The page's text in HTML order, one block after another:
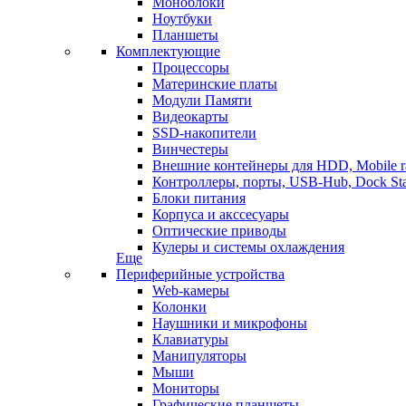
Ноутбуки
Планшеты
Комплектующие
Процессоры
Материнские платы
Модули Памяти
Видеокарты
SSD-накопители
Винчестеры
Внешние контейнеры для HDD, Mobile
Контроллеры, порты, USB-Hub, Dock
Блоки питания
Корпуса и акссесуары
Оптические приводы
Кулеры и системы охлаждения
Еще
Периферийные устройства
Web-камеры
Колонки
Наушники и микрофоны
Клавиатуры
Манипуляторы
Мыши
Мониторы